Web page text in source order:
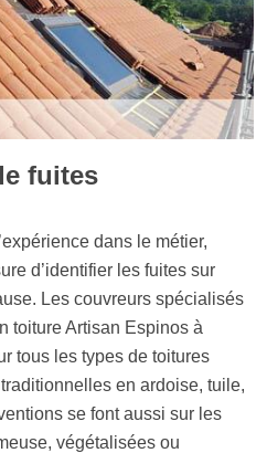
fuites
dans le métier,
d’identifier les fuites sur
Les couvreurs spécialisés
toiture Artisan Espinos à
tous les types de toitures
en ardoise, tuile,
se font aussi sur les
végétalisées ou